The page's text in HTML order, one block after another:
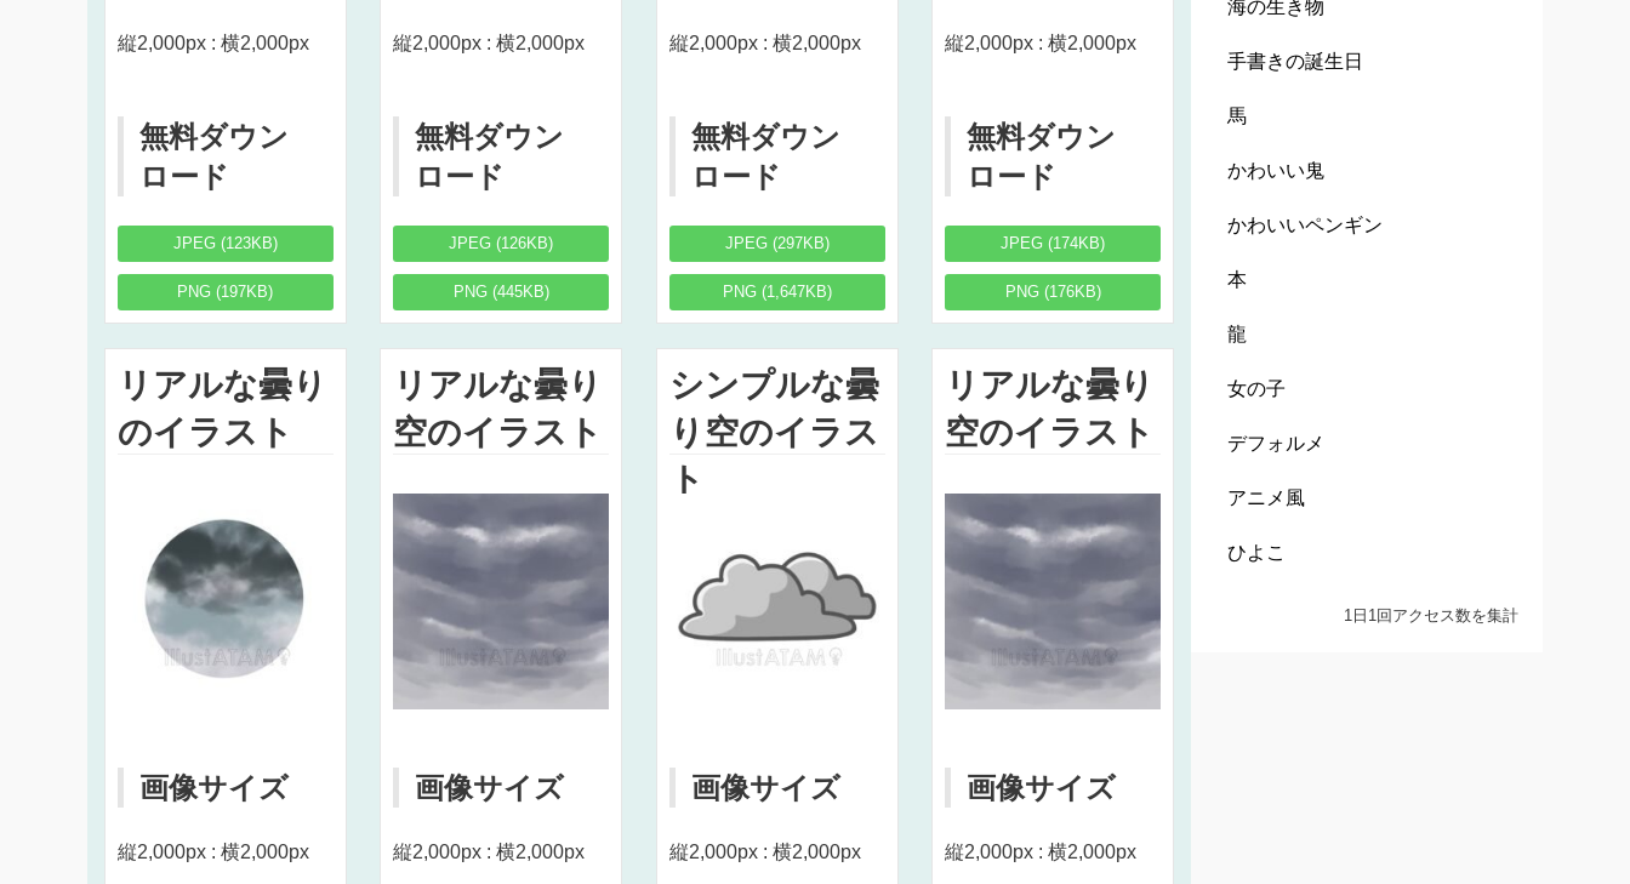
縦2,000px : 横2,000px
無料ダウン
ロード
JPEG (123KB)
PNG (197KB)
縦2,000px : 横2,000px
無料ダウン
ロード
JPEG (126KB)
PNG (445KB)
縦2,000px : 横2,000px
無料ダウン
ロード
JPEG (297KB)
PNG (1,647KB)
縦2,000px : 横2,000px
無料ダウン
ロード
JPEG (174KB)
PNG (176KB)
リアルな曇り
のイラスト
画像サイズ
縦2,000px : 横2,000px
リアルな曇り
空のイラスト
画像サイズ
縦2,000px : 横2,000px
シンプルな曇
り空のイラス
ト
画像サイズ
縦2,000px : 横2,000px
リアルな曇り
空のイラスト
画像サイズ
縦2,000px : 横2,000px
海の生き物
手書きの誕生日
馬
かわいい鬼
かわいいペンギン
本
龍
女の子
デフォルメ
アニメ風
ひよこ
1日1回アクセス数を集計